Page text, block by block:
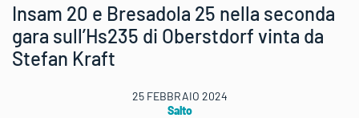
Insam 20 e Bresadola 25 nella seconda
gara sull’Hs235 di Oberstdorf vinta da
Stefan Kraft
25 FEBBRAIO 2024
Salto